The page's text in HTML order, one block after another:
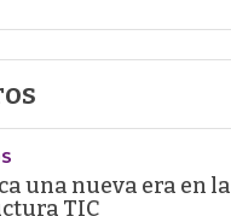
una nueva era en la
TIC